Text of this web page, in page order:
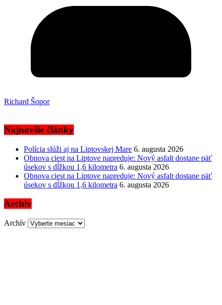
Richard Šopor
Najnovšie články
Polícia slúži aj na Liptovskej Mare 6. augusta 2026
Obnova ciest na Liptove napreduje: Nový asfalt dostane päť
úsekov s dĺžkou 1,6 kilometra 6. augusta 2026
Obnova ciest na Liptove napreduje: Nový asfalt dostane päť
úsekov s dĺžkou 1,6 kilometra 6. augusta 2026
Archív
Archív